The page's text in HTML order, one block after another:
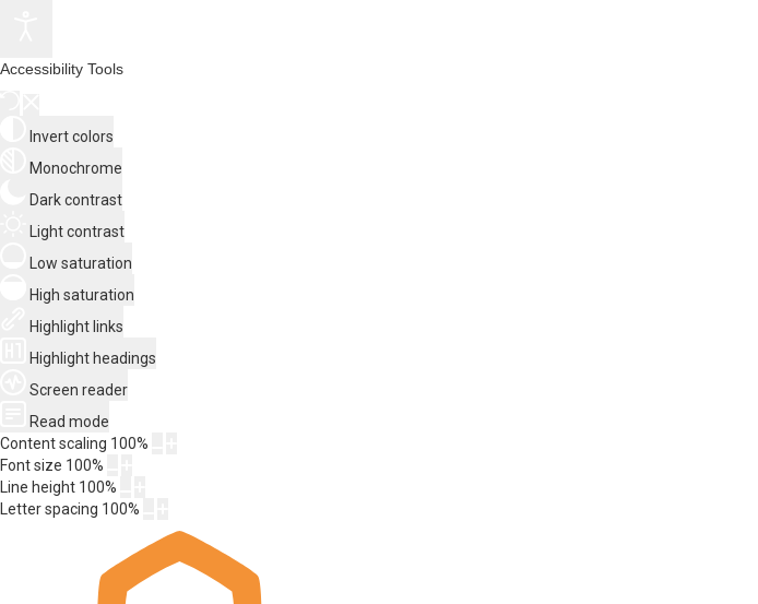
Accessibility Tools
Invert colors
Monochrome
Dark contrast
Light contrast
Low saturation
High saturation
Highlight links
Highlight headings
Screen reader
Read mode
Content scaling 100%
Font size 100%
Line height 100%
Letter spacing 100%